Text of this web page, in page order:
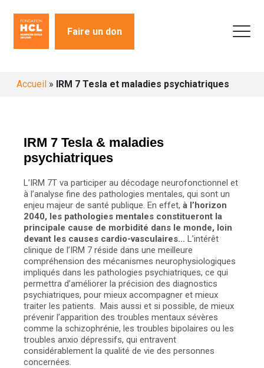
Faire un don
Accueil » IRM 7 Tesla et maladies psychiatriques
IRM 7 Tesla & maladies
psychiatriques
L’IRM 7T va participer au décodage neurofonctionnel et
à l’analyse fine des pathologies mentales, qui sont un
enjeu majeur de santé publique. En effet, à l’horizon
2040, les pathologies mentales constitueront la
principale cause de morbidité dans le monde, loin
devant les causes cardio-vasculaires… L’intérêt
clinique de l’IRM 7 réside dans une meilleure
compréhension des mécanismes neurophysiologiques
impliqués dans les pathologies psychiatriques, ce qui
permettra d’améliorer la précision des diagnostics
psychiatriques, pour mieux accompagner et mieux
traiter les patients. Mais aussi et si possible, de mieux
prévenir l’apparition des troubles mentaux sévères
comme la schizophrénie, les troubles bipolaires ou les
troubles anxio dépressifs, qui entravent
considérablement la qualité de vie des personnes
concernées.